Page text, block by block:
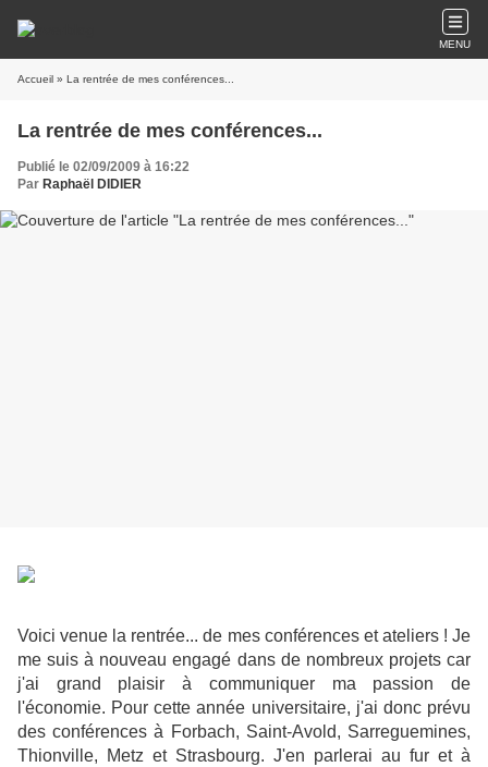
MENU
Accueil » La rentrée de mes conférences...
La rentrée de mes conférences...
Publié le 02/09/2009 à 16:22
Par Raphaël DIDIER
Voici venue la rentrée... de mes conférences et ateliers ! Je
me suis à nouveau engagé dans de nombreux projets car
j'ai grand plaisir à communiquer ma passion de
l'économie. Pour cette année universitaire, j'ai donc prévu
des conférences à Forbach, Saint-Avold, Sarreguemines,
Thionville, Metz et Strasbourg. J'en parlerai au fur et à